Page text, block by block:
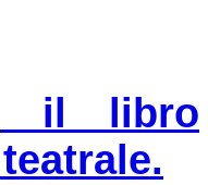
il libro